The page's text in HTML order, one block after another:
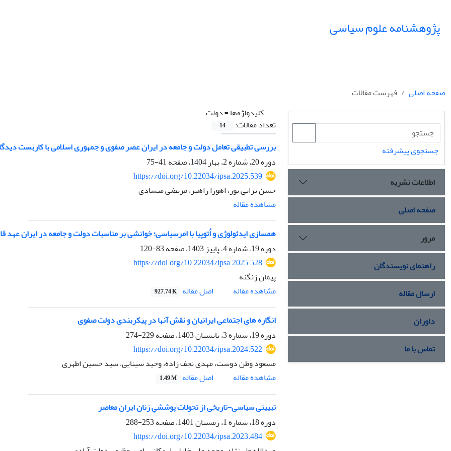
پژوهشنامه علوم سیاسی
صفحه اصلی
فهرست مقالات
کلیدواژه‌ها =دولت
تعداد مقالات:
14
بررسی تطبیقی تعامل دولت و جامعه در ایران عصر صفوی و جمهوری اسلامی با کاربست
دوره 20، شماره 2، بهار 1404، صفحه
41-75
https://doi.org/10.22034/ipsa.2025.539
حسن براتی پور، اهورا راهبر، مرتضی منشادی
مشاهده مقاله
همسازی ایدئولوژی و اُتوپیا با امرسیاسی؛ خوانشی بر مناسبات دولت و جامعه در ایران عهد
دوره 19، شماره 4، پاییز 1403، صفحه
83-120
https://doi.org/10.22034/ipsa.2025.528
پیمان زنگنه
مشاهده مقاله
اصل مقاله 927.74 K
انگاره های اجتماعی ایرانیان و نقش آنها در پیکربندی دولت صفوی
دوره 19، شماره 3، تابستان 1403، صفحه
229-274
https://doi.org/10.22034/ipsa.2024.522
مسعود وطن دوست، مهدی نجف زاده، وحید سینایی، سید حسین اطهری
مشاهده مقاله
اصل مقاله 1.49 M
تبیینی سیاسی-تاریخی از تحولات پوششیِ زنان ایران معاصر
دوره 18، شماره 1، زمستان 1401، صفحه
253-288
https://doi.org/10.22034/ipsa.2023.484
جستجوی پیشرفته
اطلاعات نشریه
صفحه اصلی
مرور
راهنمای نویسندگان
ارسال مقاله
داوران
تماس با ما